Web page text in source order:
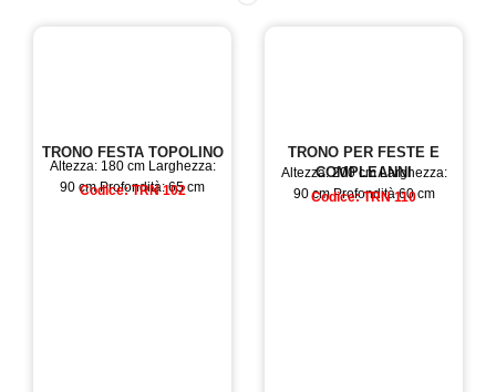
TRONO FESTA TOPOLINO
Altezza: 180 cm Larghezza:
90 cm Profondità: 65 cm
Codice: TRN 102
TRONO PER FESTE E
COMPLEANNI
Altezza: 200 cm Larghezza:
90 cm Profondità 60 cm
Codice: TRN 110